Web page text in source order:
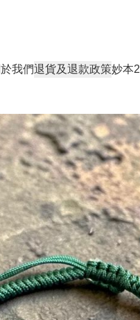
我們退貨及退款政策妙本2